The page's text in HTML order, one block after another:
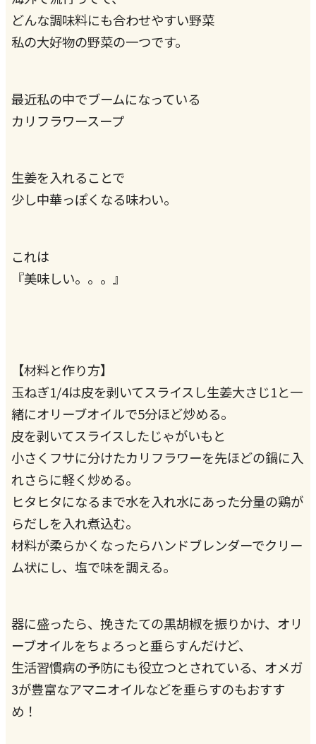
どんな調味料にも合わせやすい野菜
私の大好物の野菜の一つです。
最近私の中でブームになっている
カリフラワースープ
生姜を入れることで
少し中華っぽくなる味わい。
これは
『美味しい。。。』
【材料と作り方】
玉ねぎ1/4は皮を剥いてスライスし生姜大さじ1と一
緒にオリーブオイルで5分ほど炒める。
皮を剥いてスライスしたじゃがいもと
小さくフサに分けたカリフラワーを先ほどの鍋に入
れさらに軽く炒める。
ヒタヒタになるまで水を入れ水にあった分量の鶏が
らだしを入れ煮込む。
材料が柔らかくなったらハンドブレンダーでクリー
ム状にし、塩で味を調える。
器に盛ったら、挽きたての黒胡椒を振りかけ、オリ
ーブオイルをちょろっと垂らすんだけど、
生活習慣病の予防にも役立つとされている、オメガ
3が豊富なアマニオイルなどを垂らすのもおすす
め！